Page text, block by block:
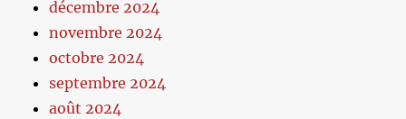
décembre 2024
novembre 2024
octobre 2024
septembre 2024
août 2024